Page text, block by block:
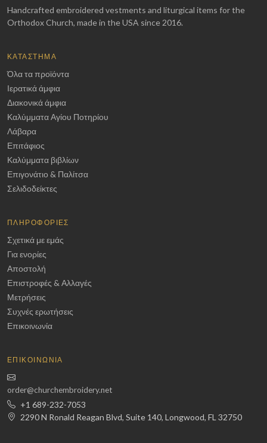
Handcrafted embroidered vestments and liturgical items for the
Orthodox Church, made in the USA since 2016.
ΚΑΤΆΣΤΗΜΑ
Όλα τα προϊόντα
Ιερατικά άμφια
Διακονικά άμφια
Καλύμματα Αγίου Ποτηρίου
Λάβαρα
Επιτάφιος
Καλύμματα βιβλίων
Επιγονάτιο & Παλίτσα
Σελιδοδείκτες
ΠΛΗΡΟΦΟΡΊΕΣ
Σχετικά με εμάς
Για ενορίες
Αποστολή
Επιστροφές & Αλλαγές
Μετρήσεις
Συχνές ερωτήσεις
Επικοινωνία
ΕΠΙΚΟΙΝΩΝΊΑ
order@churchembroidery.net
+1 689-232-7053
2290 N Ronald Reagan Blvd, Suite 140, Longwood, FL 32750